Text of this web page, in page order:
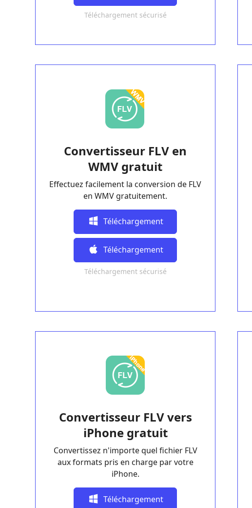
Gratuit
Téléchargement sécurisé
Convertisseur FLV en
WMV gratuit
Effectuez facilement la conversion de FLV
en WMV gratuitement.
Téléchargement
Gratuit
Téléchargement
Gratuit
Téléchargement sécurisé
Convertisseur FLV vers
iPhone gratuit
Convertissez n'importe quel fichier FLV
aux formats pris en charge par votre
iPhone.
Téléchargement